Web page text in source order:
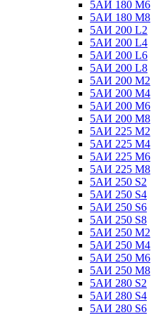
5АИ 180 М6
5АИ 180 М8
5АИ 200 L2
5АИ 200 L4
5АИ 200 L6
5АИ 200 L8
5АИ 200 М2
5АИ 200 М4
5АИ 200 М6
5АИ 200 М8
5АИ 225 М2
5АИ 225 М4
5АИ 225 М6
5АИ 225 М8
5АИ 250 S2
5АИ 250 S4
5АИ 250 S6
5АИ 250 S8
5АИ 250 М2
5АИ 250 М4
5АИ 250 М6
5АИ 250 М8
5АИ 280 S2
5АИ 280 S4
5АИ 280 S6